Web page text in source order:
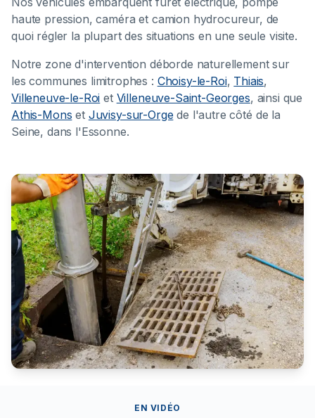
haute pression, caméra et camion hydrocureur, de
quoi régler la plupart des situations en une seule visite.
Notre zone d'intervention déborde naturellement sur
les communes limitrophes : Choisy-le-Roi, Thiais,
Villeneuve-le-Roi et Villeneuve-Saint-Georges, ainsi que
Athis-Mons et Juvisy-sur-Orgede l'autre côté de la
Seine, dans l'Essonne.
EN VIDÉO